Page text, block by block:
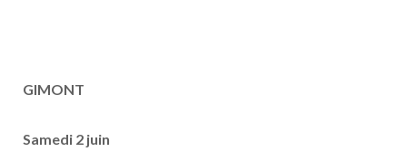
GIMONT
Samedi 2 juin